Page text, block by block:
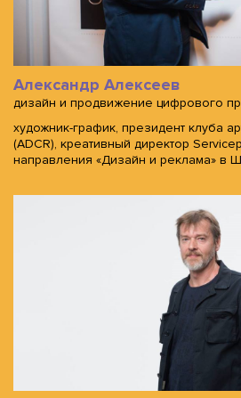
Александр Алексеев
дизайн и продвижение цифрового
художник-график, президент клуба
(ADCR), креативный директор
направления «Дизайн и реклама» в